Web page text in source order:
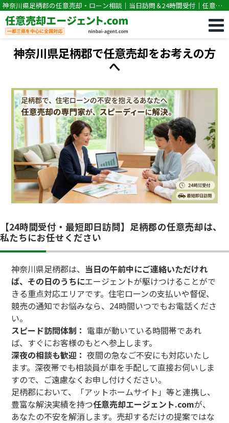
神奈川県足柄郡の任意売却・ローン相談｜当日訪問＆24時間受付｜任意売
却専門｜競売・住宅ローン滞納の相談なら任意売却エージェント.com
神奈川県足柄郡で任意売却をお考えの方
へ
【24時間受付・最短即日訪問】足柄郡の任意売却は、
私たちにお任せください
神奈川県足柄郡は、 当日の午前中にご連絡いただけれ
ば、その日のうちにエージェントが駆けつけることがで
きる重点対応エリアです。住宅ローンの支払いや督促、
競売の通知でお悩みなら、24時間いつでもお電話くださ
い。
スピード訪問体制： 電車が動いている時間帯であれ
ば、すぐにお客様のもとへ参上します。
深夜の相談も歓迎： 夜間の急なご不安にも対応いたし
ます。深夜帯でも相談員が車を手配して直接お伺いしま
すので、ご遠慮なくお申し付けください。
足柄郡において、「アットホームサイト」等と連携し、
豊富な解決実績を持つ任意売却エージェント.comが、
あなたの不安を解消します。売却するだけの提案ではな